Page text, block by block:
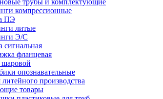
трубы и комплектующие
компрессионные
ПЭ
литые
Э/С
сигнальная
фланцевая
опознавательные
производства
товары